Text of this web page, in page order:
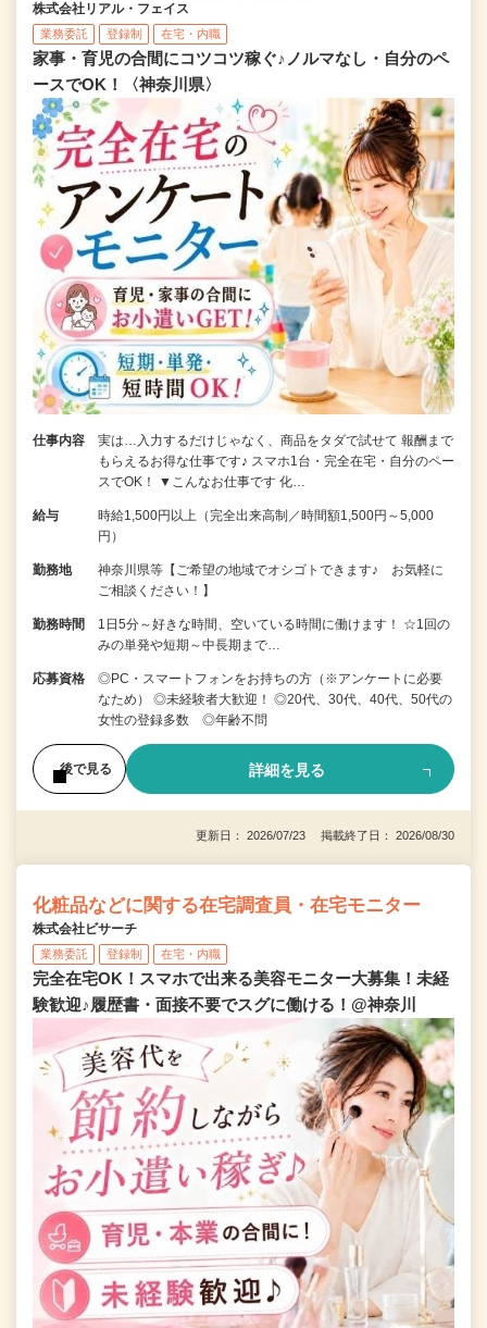
株式会社リアル・フェイス
業務委託 登録制 在宅・内職
家事・育児の合間にコツコツ稼ぐ♪ノルマなし・自分のペ
ースでOK！〈神奈川県〉
仕事内容
実は…入力するだけじゃなく、商品をタダで試せて 報酬まで
もらえるお得な仕事です♪ スマホ1台・完全在宅・自分のペー
スでOK！ ▼こんなお仕事です 化…
給与
時給1,500円以上（完全出来高制／時間額1,500円～5,000
円）
勤務地
神奈川県等【ご希望の地域でオシゴトできます♪ お気軽に
ご相談ください！】
勤務時間
1日5分～好きな時間、空いている時間に働けます！ ☆1回の
みの単発や短期～中長期まで…
応募資格
◎PC・スマートフォンをお持ちの方（※アンケートに必要
なため） ◎未経験者大歓迎！ ◎20代、30代、40代、50代の
女性の登録多数 ◎年齢不問
後で見る 詳細を見る
更新日： 2026/07/23 掲載終了日： 2026/08/30
化粧品などに関する在宅調査員・在宅モニター
株式会社ビサーチ
業務委託 登録制 在宅・内職
完全在宅OK！スマホで出来る美容モニター大募集！未経
験歓迎♪履歴書・面接不要でスグに働ける！@神奈川